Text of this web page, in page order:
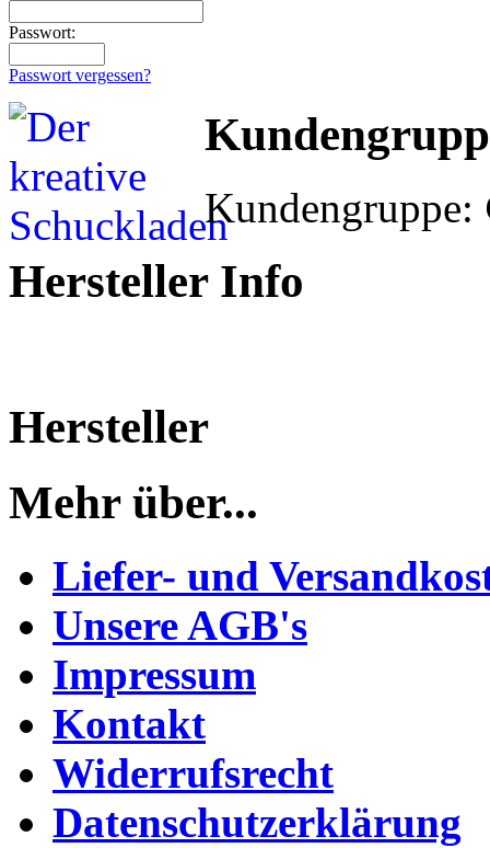
Passwort:
Passwort vergessen?
Kundengruppe:
Hersteller Info
Hersteller
Mehr über...
Liefer- und
Unsere AGB's
Impressum
Kontakt
Widerrufsrecht
Datenschutzerklärung